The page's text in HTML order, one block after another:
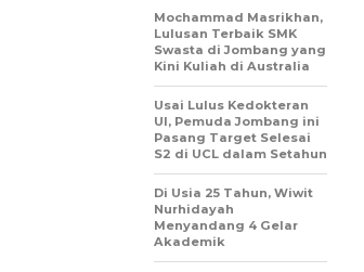
Mochammad Masrikhan,
Lulusan Terbaik SMK
Swasta di Jombang yang
Kini Kuliah di Australia
Usai Lulus Kedokteran
UI, Pemuda Jombang ini
Pasang Target Selesai
S2 di UCL dalam Setahun
Di Usia 25 Tahun, Wiwit
Nurhidayah
Menyandang 4 Gelar
Akademik